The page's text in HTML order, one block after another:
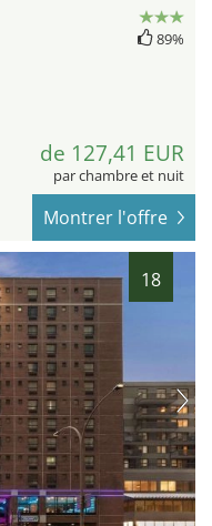
89%
de 127,41 EUR
par chambre et nuit
Montrer l'offre
18